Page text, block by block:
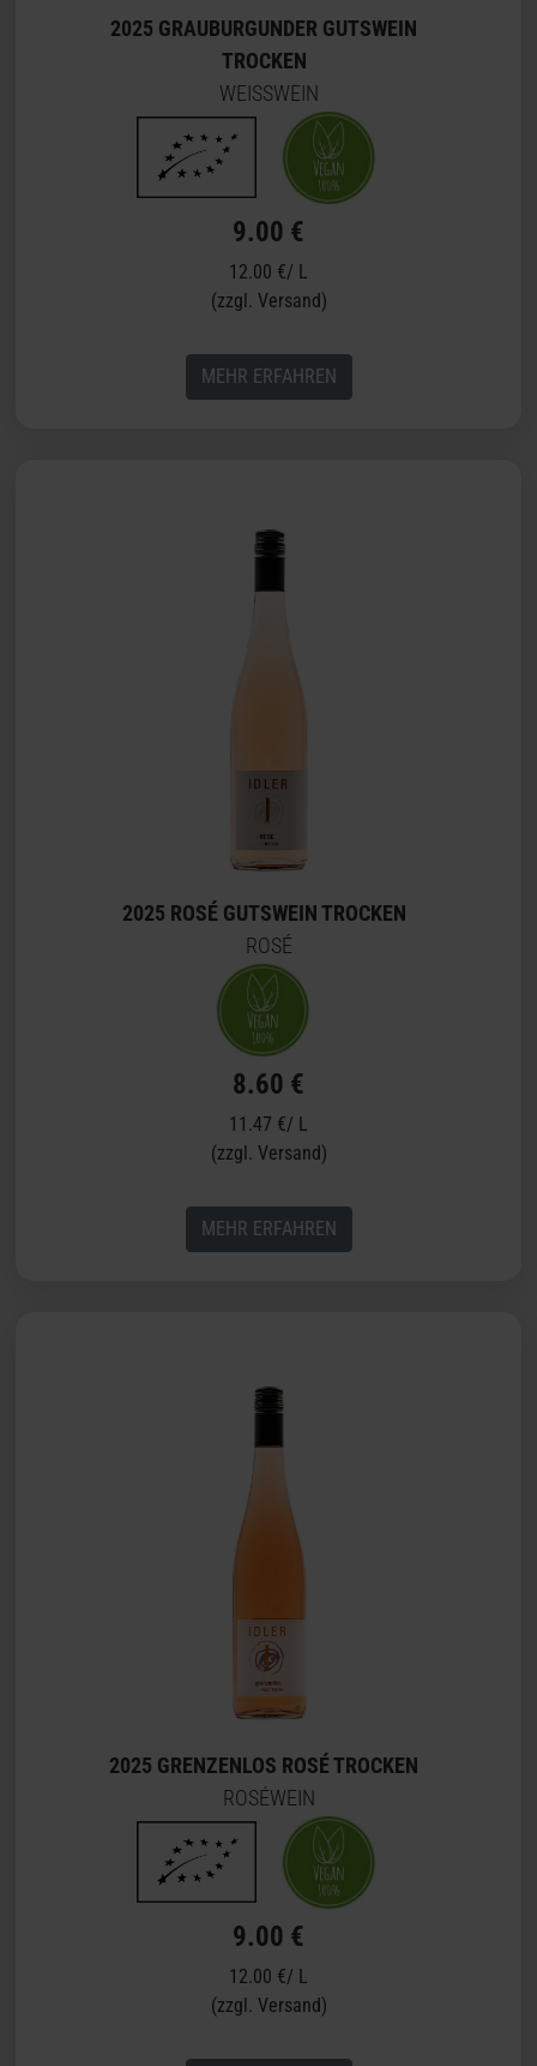
2025 GRAUBURGUNDER GUTSWEIN
TROCKEN
WEISSWEIN
9.00 €
12.00 €/ L
(zzgl. Versand)
MEHR ERFAHREN
2025 ROSÉ GUTSWEIN TROCKEN
ROSÉ
8.60 €
11.47 €/ L
(zzgl. Versand)
MEHR ERFAHREN
2025 GRENZENLOS ROSÉ TROCKEN
ROSÉWEIN
9.00 €
12.00 €/ L
(zzgl. Versand)